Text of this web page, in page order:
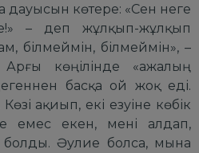
дауысын көтере: «Сен неге
– деп жұлқып-жұлқып
білмеймін, білмеймін», –
көңілінде «ажалың
басқа ой жоқ еді.
ақиып, екі езуіне көбік
емес екен, мені алдап,
болды. Әулие болса, мына